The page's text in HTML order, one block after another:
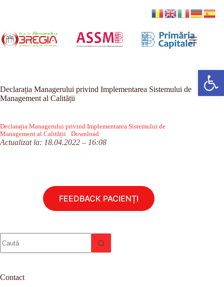
Deschide bara de unelte
Declarația Managerului privind Implementarea Sistemului de
Management al Calității
Declarația Managerului privind Implementarea Sistemului de
Management al Calității
Download
Actualizat la: 18.04.2022 – 16:08
FEEDBACK PACIENȚI
rezultat
Contact